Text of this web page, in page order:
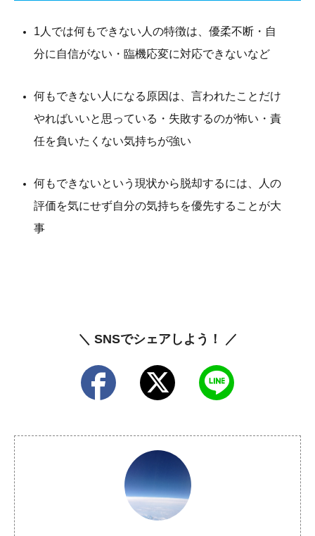
1人では何もできない人の特徴は、優柔不断・自
分に自信がない・臨機応変に対応できないなど
何もできない人になる原因は、言われたことだけ
やればいいと思っている・失敗するのが怖い・責
任を負いたくない気持ちが強い
何もできないという現状から脱却するには、人の
評価を気にせず自分の気持ちを優先することが大
事
＼ SNSでシェアしよう！ ／